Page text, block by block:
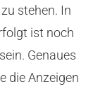
stehen. In
ist noch
Genaues
die Anzeigen